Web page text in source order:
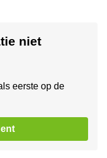
niet
eerste op de